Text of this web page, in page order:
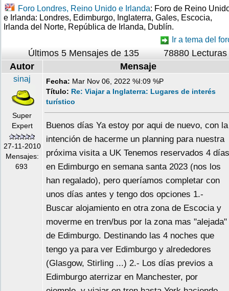
Foro Londres, Reino Unido e Irlanda: Foro de Reino
e Irlanda: Londres, Edimburgo, Inglaterra, Gales, Escocia,
Irlanda del Norte, República de Irlanda, Dublín.
Ir a tema del
Últimos 5 Mensajes de 135
78880 Lecturas
Autor
Mensaje
sinaj
Super
Expert
27-11-2010
Mensajes:
693
Fecha: Mar Nov 06, 2022 %I:09 %P
Título: Re: Viajar a Inglaterra: Lugares de interés
turístico
Buenos días Ya estoy por aqui de nuevo, con la
intención de hacerme un planning para nuestra
próxima visita a UK Tenemos reservados 4 días
en Edimburgo en semana santa 2023 (nos los
han regalado), pero queríamos completar con
unos días antes y tengo dos opciones 1.-
Buscar alojamiento en otra zona de Escocia y
moverme en tren/bus por la zona mas "alejada"
de Edimburgo. Destinando las 4 noches que
tengo ya para ver Edimburgo y alrededores
(Glasgow, Stirling ...) 2.- Los días previos a
Edimburgo aterrizar en Manchester, por